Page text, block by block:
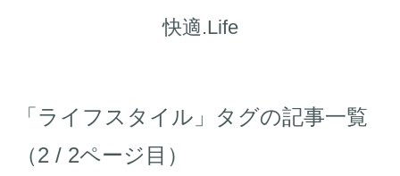
快適.Life
「ライフスタイル」タグの記事一覧
（2 / 2ページ目）